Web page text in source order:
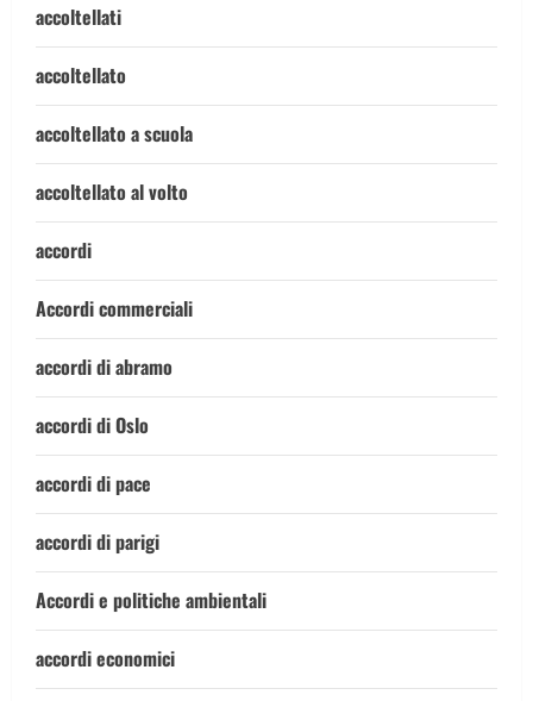
accoltellati
accoltellato
accoltellato a scuola
accoltellato al volto
accordi
Accordi commerciali
accordi di abramo
accordi di Oslo
accordi di pace
accordi di parigi
Accordi e politiche ambientali
accordi economici